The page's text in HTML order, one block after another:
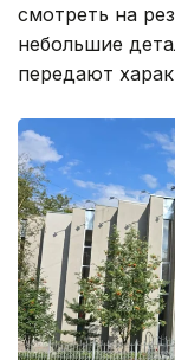
смотреть на
небольшие
передают